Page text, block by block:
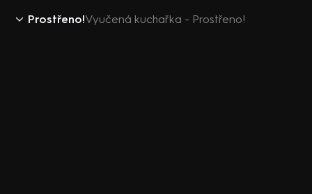
Prostřeno!Vyučená kuchařka - Prostřeno!